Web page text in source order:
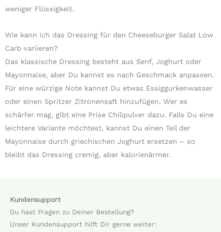
weniger Flüssigkeit.
Wie kann ich das Dressing für den Cheeseburger Salat Low
Carb variieren?
Das klassische Dressing besteht aus Senf, Joghurt oder
Mayonnaise, aber Du kannst es nach Geschmack anpassen.
Für eine würzige Note kannst Du etwas Essiggurkenwasser
oder einen Spritzer Zitronensaft hinzufügen. Wer es
schärfer mag, gibt eine Prise Chilipulver dazu. Falls Du eine
leichtere Variante möchtest, kannst Du einen Teil der
Mayonnaise durch griechischen Joghurt ersetzen – so
bleibt das Dressing cremig, aber kalorienärmer.
Kundensupport
Du hast Fragen zu Deiner Bestellung?
Unser Kundensupport hilft Dir gerne weiter: